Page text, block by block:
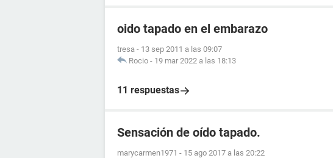
oido tapado en el embarazo
tresa - 13 sep 2011 a las 09:07
Rocio - 19 mar 2022 a las 18:13
11 respuestas
Sensación de oído tapado.
marycarmen1971 - 15 ago 2017 a las 20:22